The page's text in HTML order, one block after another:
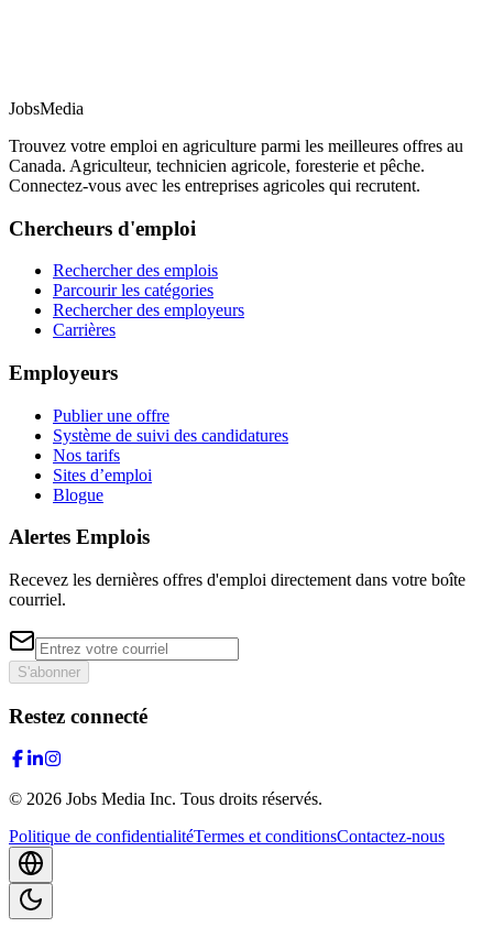
JobsMedia
Trouvez votre emploi en agriculture parmi les meilleures offres au
Canada. Agriculteur, technicien agricole, foresterie et pêche.
Connectez-vous avec les entreprises agricoles qui recrutent.
Chercheurs d'emploi
Rechercher des emplois
Parcourir les catégories
Rechercher des employeurs
Carrières
Employeurs
Publier une offre
Système de suivi des candidatures
Nos tarifs
Sites d’emploi
Blogue
Alertes Emplois
Recevez les dernières offres d'emploi directement dans votre boîte
courriel.
S'abonner
Restez connecté
© 2026 Jobs Media Inc. Tous droits réservés.
Politique de confidentialitéTermes et conditionsContactez-nous